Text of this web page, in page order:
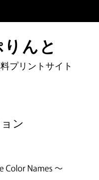
んと
プリントサイト
ン